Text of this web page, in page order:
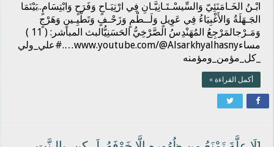
ابْـنُ الخَـامَنَئِيّ وَالسِّيسْـتَـانِيَّـانِ فِي ارْتِيَـاحٍ وَفَرَحٍ وَابْتِسَامٍ..بَيْنَمَا
الجَـهَلَةُ وَالأَغْبِيَاءُ فِي عَوِيلٍ وَلَــطْمٍ وَزَحْـفٍ وَتَطْيِـينٍ وَهَرْجٍ
وَمَـرْجالمَرْجِعُ المُهَنْدِسُ الصَّرْخِيُّ الحَسَنِيُّالبث المباشر: ( 11 )
مساءwww.youtube.com/@Alsarkhyalhasny….#علي_ولي
_كل_مؤمن_ومؤمنه
أكمل القراءة »